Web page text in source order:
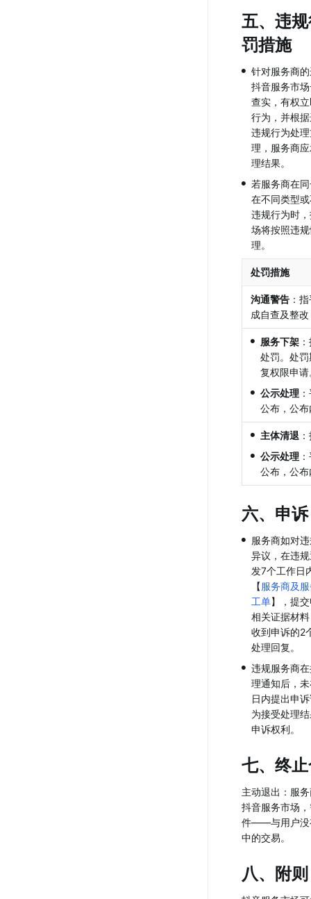
五、违
罚措施
• 针对服务商
抖音服务市
查实，有权
行为，并根
违规行为处
理，服务商
理结果。
• 若服务商在
在不同类型
违规行为时
场将按照违
理。
处罚措施
沟通警告 ：
成自查及整
• 服务下架
处罚。处
复权限申
• 公示处理
公布，公
• 主体清退
• 公示处理
公布，公
六、申诉
• 服务商如对
异议，在违
发7个工作日
【服务商及
工单】，提
相关证据材
收到申诉的2
处理回复。
• 违规服务商
理通知后，
日内提出申
为接受处理
申诉权利。
七、终
主动退出：服
抖音服务市场
件——与用户没
中的交易。
八、附则